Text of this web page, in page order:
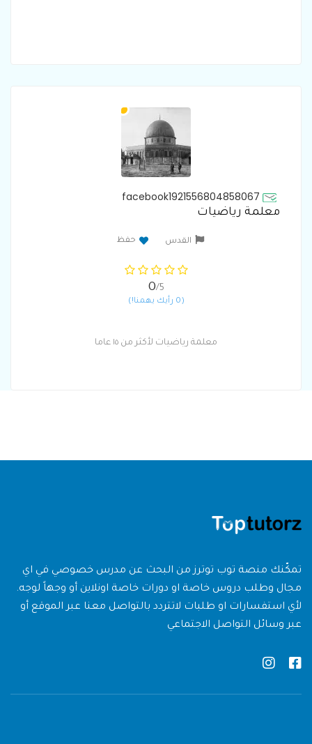
facebook1921556804858067
معلمة رياضيات
القدس حفظ
0/5
(0 رأيك يهمنا!)
معلمة رياضيات لأكثر من ١٥ عاما
تمكّنك منصة توب توترز من البحث عن مدرس خصوصي في اي
مجال وطلب دروس خاصة او دورات خاصة اونلاين أو وجهاً لوجه.
لأي استفسارات او طلبات لاتتردد بالتواصل معنا عبر الموقع أو
عبر وسائل التواصل الاجتماعي